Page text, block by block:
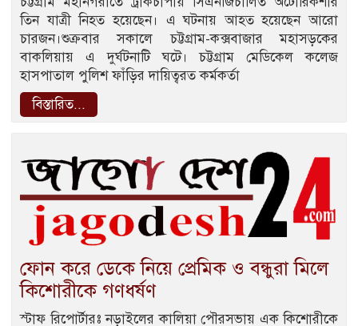
তিন যাত্রী নিহত হয়েছেন। এ ঘটনায় আহত হয়েছেন আরো
চারজন।শুক্রবার সকালে চট্টগ্রাম-কক্সবাজার মহাসড়কের
বাকলিয়ায় এ দুর্ঘটনাটি ঘটে। চট্টগ্রাম মেডিকেল কলেজ
হাসপাতাল পুলিশ ফাঁড়ির দায়িত্বরত কর্মকর্তা
বিস্তারিত...
ফোন করে ডেকে নিয়ে প্রেমিক ও বন্ধুরা মিলে
কিশোরীকে গণধর্ষণ
স্টাফ রিপোর্টারঃ নড়াইলের কালিয়া পৌরসভায় এক কিশোরীকে